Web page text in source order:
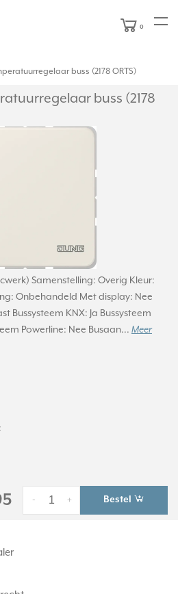
0
buss (2178 ORTS)
buss (2178
Samenstelling: Overig Kleur:
Onbehandeld Met display: Nee
Bussysteem KNX: Ja Bussysteem
Powerline: Nee Busaan... Meer
+
- Bestel